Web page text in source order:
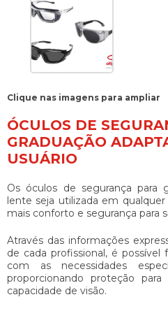
Clique nas imagens para ampliar
ÓCULOS DE
GRADUAÇÃO
USUÁRIO
Os óculos de segurança para
lente seja utilizada em
mais conforto e segurança para
Através das informações
de cada profissional, é possível
com as necessidades
proporcionando proteção
capacidade de visão.